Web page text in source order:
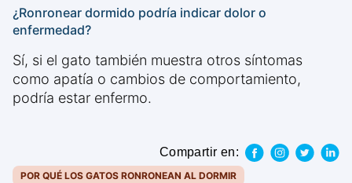
¿Ronronear dormido podría indicar dolor o
enfermedad?
Sí, si el gato también muestra otros síntomas
como apatía o cambios de comportamiento,
podría estar enfermo.
Compartir en:
POR QUÉ LOS GATOS RONRONEAN AL DORMIR